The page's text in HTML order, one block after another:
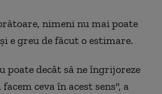
nimeni nu mai poate
e greu de făcut o estimare.
poate decât să ne îngrijoreze
ceva în acest sens", a